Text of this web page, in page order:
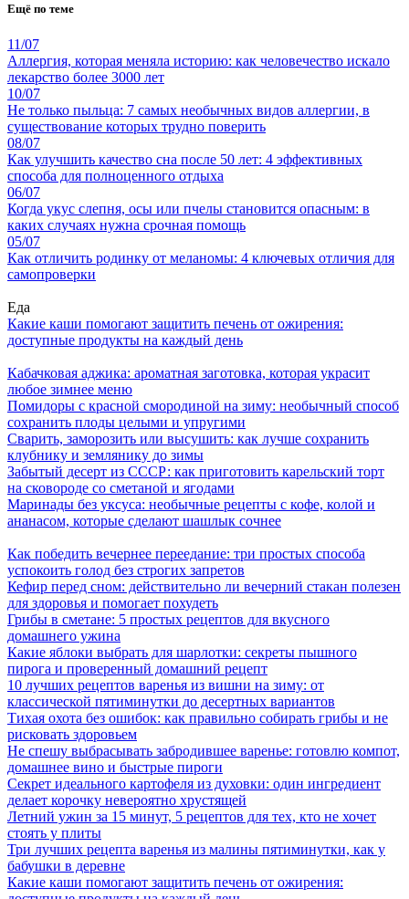
Ещё по теме
11/07
Аллергия, которая меняла историю: как человечество искало
лекарство более 3000 лет
10/07
Не только пыльца: 7 самых необычных видов аллергии, в
существование которых трудно поверить
08/07
Как улучшить качество сна после 50 лет: 4 эффективных
способа для полноценного отдыха
06/07
Когда укус слепня, осы или пчелы становится опасным: в
каких случаях нужна срочная помощь
05/07
Как отличить родинку от меланомы: 4 ключевых отличия для
самопроверки
Еда
Какие каши помогают защитить печень от ожирения:
доступные продукты на каждый день
Кабачковая аджика: ароматная заготовка, которая украсит
любое зимнее меню
Помидоры с красной смородиной на зиму: необычный способ
сохранить плоды целыми и упругими
Сварить, заморозить или высушить: как лучше сохранить
клубнику и землянику до зимы
Забытый десерт из СССР: как приготовить карельский торт
на сковороде со сметаной и ягодами
Маринады без уксуса: необычные рецепты с кофе, колой и
ананасом, которые сделают шашлык сочнее
Как победить вечернее переедание: три простых способа
успокоить голод без строгих запретов
Кефир перед сном: действительно ли вечерний стакан полезен
для здоровья и помогает похудеть
Грибы в сметане: 5 простых рецептов для вкусного
домашнего ужина
Какие яблоки выбрать для шарлотки: секреты пышного
пирога и проверенный домашний рецепт
10 лучших рецептов варенья из вишни на зиму: от
классической пятиминутки до десертных вариантов
Тихая охота без ошибок: как правильно собирать грибы и не
рисковать здоровьем
Не спешу выбрасывать забродившее варенье: готовлю компот,
домашнее вино и быстрые пироги
Секрет идеального картофеля из духовки: один ингредиент
делает корочку невероятно хрустящей
Летний ужин за 15 минут, 5 рецептов для тех, кто не хочет
стоять у плиты
Три лучших рецепта варенья из малины пятиминутки, как у
бабушки в деревне
Какие каши помогают защитить печень от ожирения: